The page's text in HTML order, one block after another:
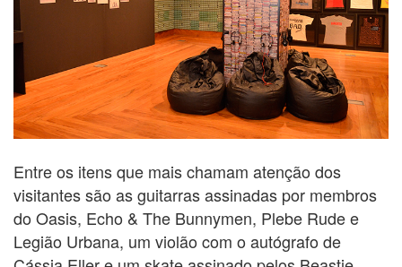
Entre os itens que mais chamam atenção dos
visitantes são as guitarras assinadas por membros
do Oasis, Echo & The Bunnymen, Plebe Rude e
Legião Urbana, um violão com o autógrafo de